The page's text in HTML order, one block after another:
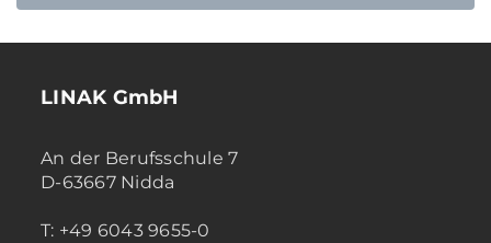
LINAK GmbH
An der Berufsschule 7
D-63667 Nidda
T: +49 6043 9655-0